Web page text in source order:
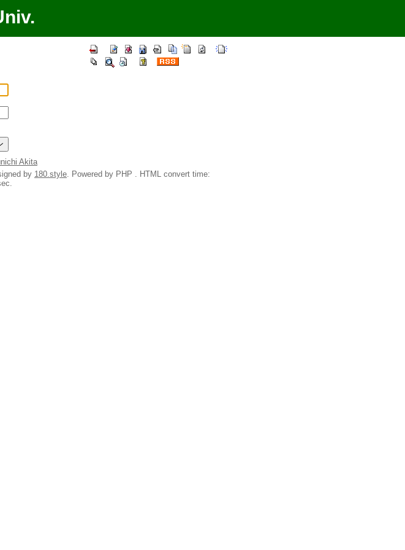
Akita
by 180.style. Powered by PHP . HTML convert time: